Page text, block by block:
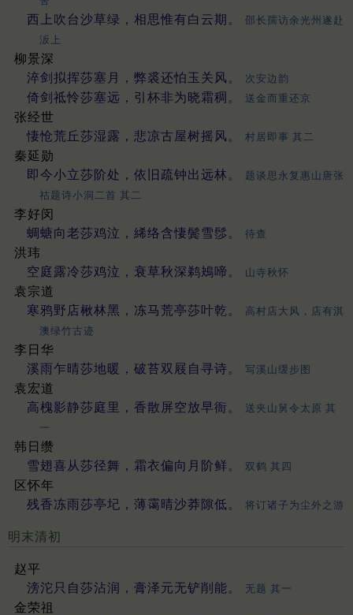
西上吹台沙草绿，相思惟有白云期。
邵长孺访余光州遂赴
汳上
柳景深
淬剑拟挥莎塞月，弊裘还怕玉关风。
次安边韵
倚剑祗怜莎塞远，引杯非为晓霜稠。 送金而重还京
张经世
悽怆荒丘莎湿露，悲凉古屋树摇风。
村居即事 其二
秦延勋
即今小立莎阶处，依旧疏钟出远林。
题谈思永复惠山唐张
祜题诗小洞二首 其二
李好闵
蜩螗向老莎鸡泣，絺络含悽鬓雪髿。
待查
洪玮
空庭露冷莎鸡泣，衰草秋深鹈鴂啼。
山寺秋怀
袁宗道
寒鸦野店楸林黑，冻马荒亭莎叶乾。
高村店大风，店有淇
澳绿竹古迹
李日华
溪雨乍晴莎地暖，破苔双屐自寻诗。
写溪山缓步图
袁宏道
高槐影静莎庭里，香散屏空放早衙。
送夹山舅令太原 其
一
韩日缵
雪翅喜从莎径舞，霜衣偏向月阶鲜。
双鹤 其四
区怀年
残香冻雨莎亭圮，薄霭晴沙莽隙低。
将订诸子为尘外之游
明末清初
赵平
滂沱只自莎沾润，膏泽元无铲削能。
无题 其一
金荣祖